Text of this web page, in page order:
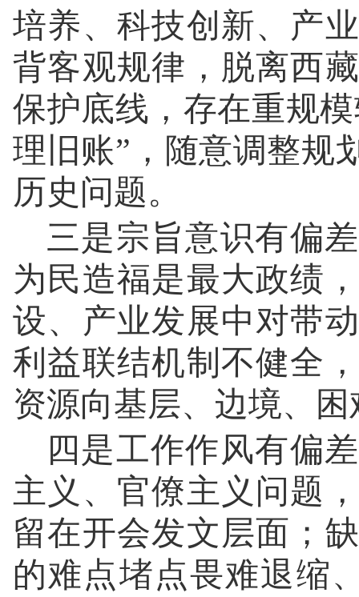
培养、科技创新、产
背客观规律，脱离西
保护底线，存在重规
理旧账”，随意调整规
历史问题。
三是宗旨意识有偏
为民造福是最大政绩
设、产业发展中对带
利益联结机制不健全
资源向基层、边境、
四是工作作风有偏
主义、官僚主义问题
留在开会发文层面；
的难点堵点畏难退缩